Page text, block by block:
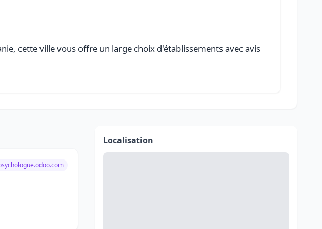
cette ville vous offre un large choix d'établissements avec avis
Localisation